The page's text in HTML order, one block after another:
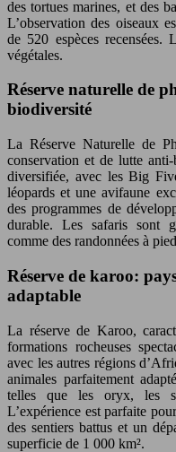
des tortues marines, et des
L’observation des oiseaux
de 520 espèces
végétales.
Réserve naturelle de
biodiversité
La Réserve Naturelle de
conservation et de lutte
diversifiée, avec les Big
léopards et une avifaune
des programmes de
durable. Les safaris sont
comme des randonnées à
Réserve de karoo:
adaptable
La réserve de Karoo,
formations rocheuses
avec les autres régions
animales parfaitement
telles que les oryx, les
L’expérience est parfaite
des sentiers battus et un
superficie de 1 000 km².